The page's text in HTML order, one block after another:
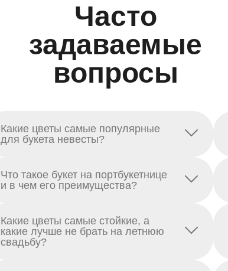
Часто
задаваемые
вопросы
Какие цветы самые популярные
для букета невесты?
Что такое букет на портбукетнице
и в чем его преимущества?
Какие цветы самые стойкие, а
какие лучше не брать на летнюю
свадьбу?